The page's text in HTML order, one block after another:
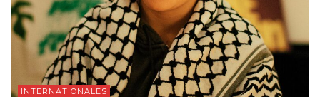
INTERNATIONALES